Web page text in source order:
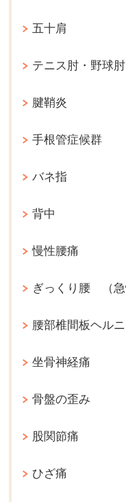
五十肩
テニス肘・野球肘
腱鞘炎
手根管症候群
バネ指
背中
慢性腰痛
ぎっくり腰 （急
腰部椎間板ヘル
坐骨神経痛
骨盤の歪み
股関節痛
ひざ痛